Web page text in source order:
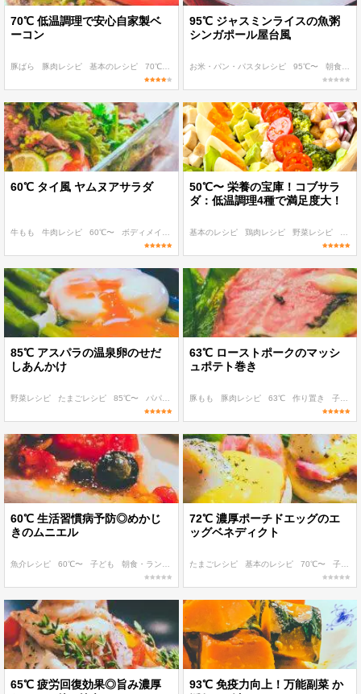
70℃ 低温調理で安心自家製ベ
ーコン
豚ばら 豚肉レシピ 基本のレシピ 70℃〜 〜400 kcal
95℃ ジャスミンライスの魚粥
シンガポール屋台風
お米・パン・パスタレシピ 95℃〜 朝食・ランチ
60℃ タイ風 ヤムヌアサラダ
牛もも 牛肉レシピ 60℃〜 ボディメイク ダイエット
50℃〜 栄養の宝庫！コブサラ
ダ：低温調理4種で満足度大！
基本のレシピ 鶏肉レシピ 野菜レシピ
85℃ アスパラの温泉卵のせだ
しあんかけ
野菜レシピ たまごレシピ 85℃〜 パパッと作れる 作り置き
63℃ ローストポークのマッシ
ュポテト巻き
豚もも 豚肉レシピ 63℃ 作り置き 子ども
60℃ 生活習慣病予防◎めかじ
きのムニエル
魚介レシピ 60℃〜 子ども 朝食・ランチ ディナー
72℃ 濃厚ポーチドエッグのエ
ッグベネディクト
たまごレシピ 基本のレシピ 70℃〜 子ども
65℃ 疲労回復効果◎旨み濃厚
93℃ 免疫力向上！万能副菜 か